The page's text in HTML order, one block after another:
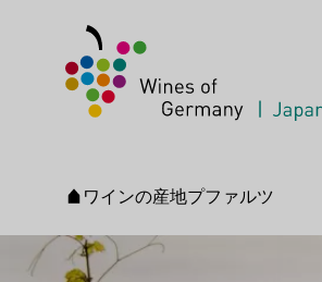
スタートページ
ワインの産地プファルツ